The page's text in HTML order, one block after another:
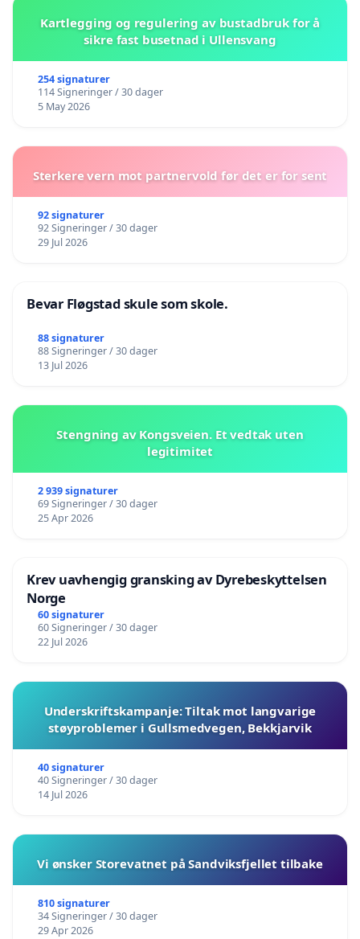
Kartlegging og regulering av bustadbruk for å
sikre fast busetnad i Ullensvang
254 signaturer
114 Signeringer / 30 dager
5 May 2026
Sterkere vern mot partnervold før det er for sent
92 signaturer
92 Signeringer / 30 dager
29 Jul 2026
Bevar Fløgstad skule som skole.
88 signaturer
88 Signeringer / 30 dager
13 Jul 2026
Stengning av Kongsveien. Et vedtak uten
legitimitet
2 939 signaturer
69 Signeringer / 30 dager
25 Apr 2026
Krev uavhengig gransking av Dyrebeskyttelsen
Norge
60 signaturer
60 Signeringer / 30 dager
22 Jul 2026
Underskriftskampanje: Tiltak mot langvarige
støyproblemer i Gullsmedvegen, Bekkjarvik
40 signaturer
40 Signeringer / 30 dager
14 Jul 2026
Vi ønsker Storevatnet på Sandviksfjellet tilbake
810 signaturer
34 Signeringer / 30 dager
29 Apr 2026